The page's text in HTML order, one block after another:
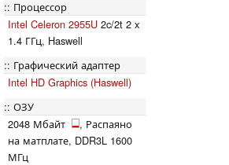
Процессор
Intel Celeron 2955U 2c/2t 2 x
1.4 ГГц, Haswell
Графический адаптер
Intel HD Graphics (Haswell)
ОЗУ
2048 Мбайт
, Распаяно
на матплате, DDR3L 1600
МГц